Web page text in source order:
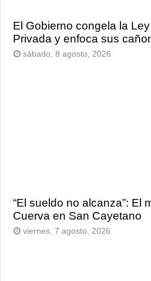
El Gobierno congela la
Privada y enfoca sus
sábado, 8 agosto, 2026
“El sueldo no alcanza”: El
Cuerva en San Cayetano
viernes, 7 agosto, 2026